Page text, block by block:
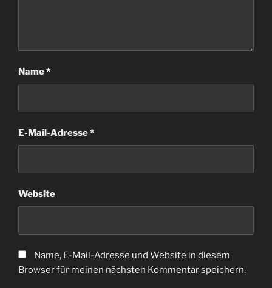
Name*
E-Mail-Adresse*
Website
Name, E-Mail-Adresse und Website in diesem
Browser für meinen nächsten Kommentar speichern.